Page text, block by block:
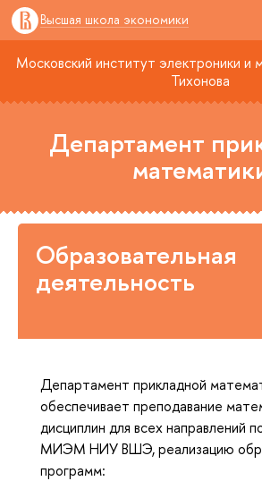
Высшая школа экономики
Московский институт электроники и
Тихонова
Департамент
Образовательная
деятельность
Департамент прикладной
обеспечивает преподавание
дисциплин для всех направлений
МИЭМ НИУ ВШЭ, реализацию
программ: